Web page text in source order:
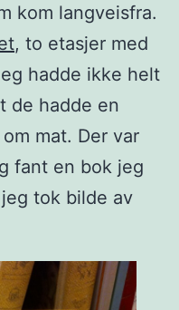
kom langveisfra.
, to etasjer med
hadde ikke helt
de hadde en
mat. Der var
fant en bok jeg
tok bilde av